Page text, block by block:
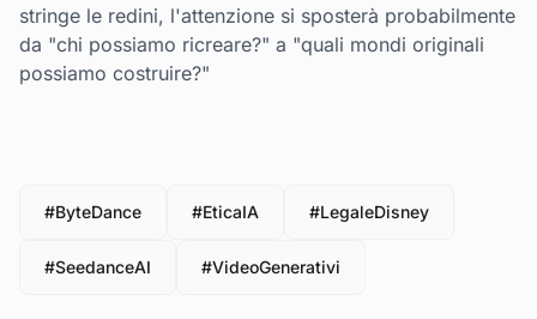
stringe le redini, l'attenzione si sposterà probabilmente
da "chi possiamo ricreare?" a "quali mondi originali
possiamo costruire?"
#ByteDance #EticaIA #LegaleDisney
#SeedanceAI #VideoGenerativi